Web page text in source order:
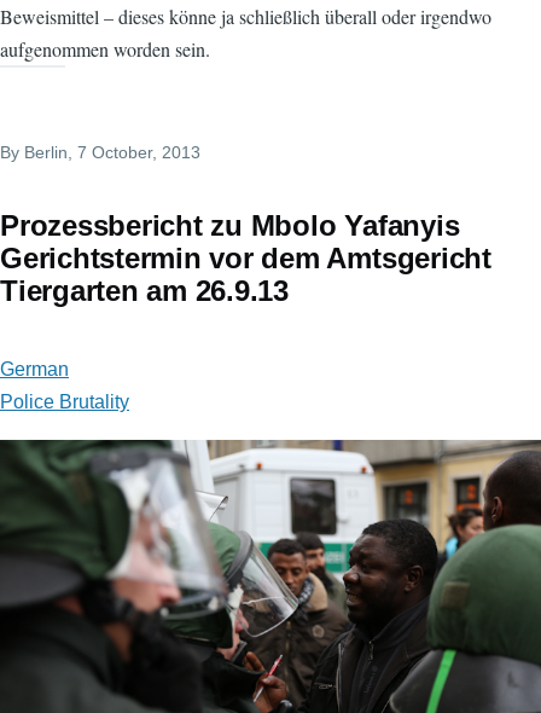
Beweismittel – dieses könne ja schließlich überall oder irgendwo
aufgenommen worden sein.
By Berlin, 7 October, 2013
Prozessbericht zu Mbolo Yafanyis
Gerichtstermin vor dem Amtsgericht
Tiergarten am 26.9.13
German
Police Brutality